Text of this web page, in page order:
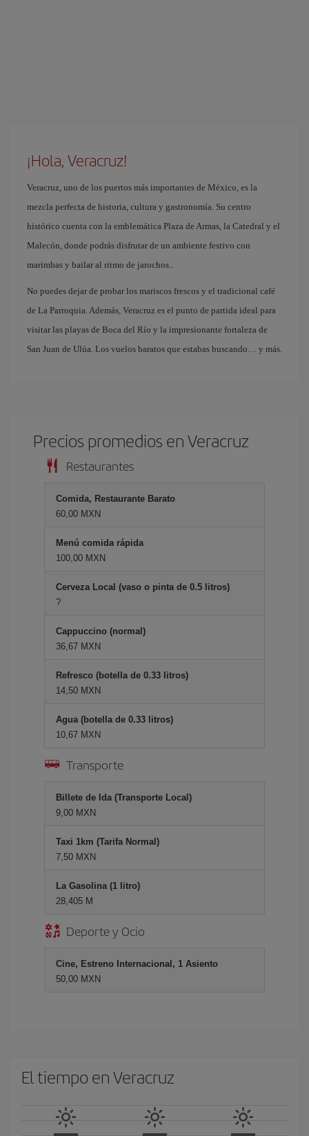
¡Hola, Veracruz!
Veracruz, uno de los puertos más importantes de México, es la
mezcla perfecta de historia, cultura y gastronomía. Su centro
histórico cuenta con la emblemática Plaza de Armas, la Catedral y el
Malecón, donde podrás disfrutar de un ambiente festivo con
marimbas y bailar al ritmo de jarochos..
No puedes dejar de probar los mariscos frescos y el tradicional café
de La Parroquia. Además, Veracruz es el punto de partida ideal para
visitar las playas de Boca del Río y la impresionante fortaleza de
San Juan de Ulúa. Los vuelos baratos que estabas buscando… y más.
Precios promedios en Veracruz
Restaurantes
Comida, Restaurante Barato
60,00 MXN
Menú comida rápida
100,00 MXN
Cerveza Local (vaso o pinta de 0.5 litros)
?
Cappuccino (normal)
36,67 MXN
Refresco (botella de 0.33 litros)
14,50 MXN
Agua (botella de 0.33 litros)
10,67 MXN
Transporte
Billete de Ida (Transporte Local)
9,00 MXN
Taxi 1km (Tarifa Normal)
7,50 MXN
La Gasolina (1 litro)
28,405 M
Deporte y Ocio
Cine, Estreno Internacional, 1 Asiento
50,00 MXN
El tiempo en Veracruz